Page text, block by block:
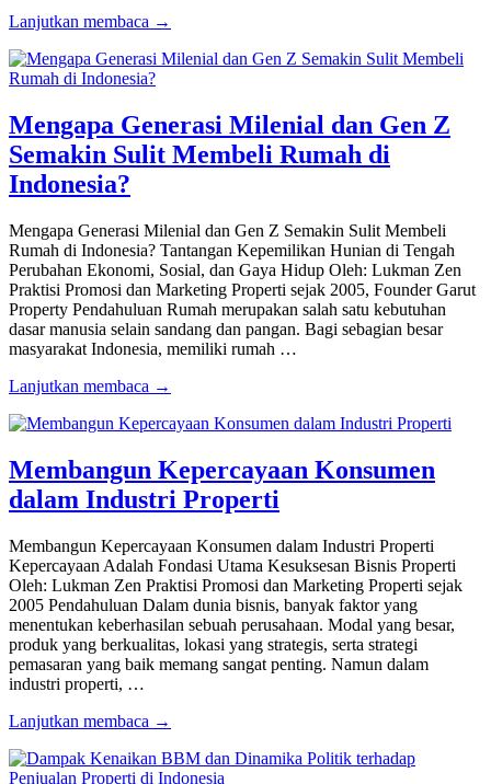
Lanjutkan membaca →
Mengapa Generasi Milenial dan Gen Z
Semakin Sulit Membeli Rumah di
Indonesia?
Mengapa Generasi Milenial dan Gen Z Semakin Sulit Membeli
Rumah di Indonesia? Tantangan Kepemilikan Hunian di Tengah
Perubahan Ekonomi, Sosial, dan Gaya Hidup Oleh: Lukman Zen
Praktisi Promosi dan Marketing Properti sejak 2005, Founder Garut
Property Pendahuluan Rumah merupakan salah satu kebutuhan
dasar manusia selain sandang dan pangan. Bagi sebagian besar
masyarakat Indonesia, memiliki rumah …
Lanjutkan membaca →
Membangun Kepercayaan Konsumen
dalam Industri Properti
Membangun Kepercayaan Konsumen dalam Industri Properti
Kepercayaan Adalah Fondasi Utama Kesuksesan Bisnis Properti
Oleh: Lukman Zen Praktisi Promosi dan Marketing Properti sejak
2005 Pendahuluan Dalam dunia bisnis, banyak faktor yang
menentukan keberhasilan sebuah perusahaan. Modal yang besar,
produk yang berkualitas, lokasi yang strategis, serta strategi
pemasaran yang baik memang sangat penting. Namun dalam
industri properti, …
Lanjutkan membaca →